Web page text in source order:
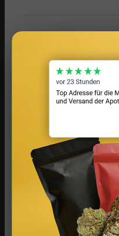
Infused Kitchen bei
Kochportal